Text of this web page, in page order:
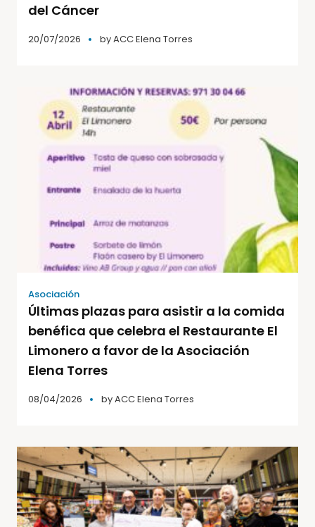
del Cáncer
20/07/2026 byACC Elena Torres
Asociación
Últimas plazas para asistir a la comida
benéfica que celebra el Restaurante El
Limonero a favor de la Asociación
Elena Torres
08/04/2026 byACC Elena Torres